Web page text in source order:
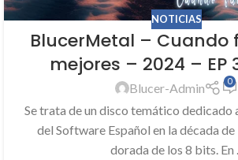
NOTICIAS
BlucerMetal – Cuando
mejores – 2024 – EP
Blucer-Admin 0
Se trata de un disco temático dedicado
del Software Español en la década de
dorada de los 8 bits. En ...